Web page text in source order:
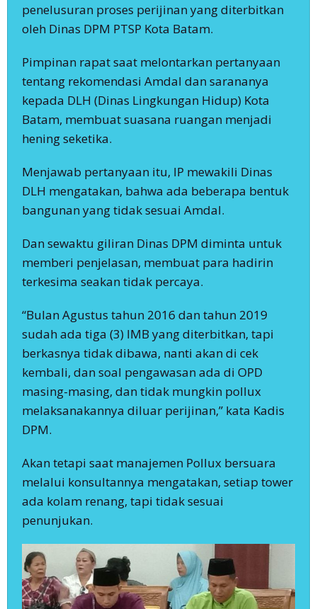
penelusuran proses perijinan yang diterbitkan
oleh Dinas DPM PTSP Kota Batam.
Pimpinan rapat saat melontarkan pertanyaan
tentang rekomendasi Amdal dan sarananya
kepada DLH (Dinas Lingkungan Hidup) Kota
Batam, membuat suasana ruangan menjadi
hening seketika.
Menjawab pertanyaan itu, IP mewakili Dinas
DLH mengatakan, bahwa ada beberapa bentuk
bangunan yang tidak sesuai Amdal.
Dan sewaktu giliran Dinas DPM diminta untuk
memberi penjelasan, membuat para hadirin
terkesima seakan tidak percaya.
“Bulan Agustus tahun 2016 dan tahun 2019
sudah ada tiga (3) IMB yang diterbitkan, tapi
berkasnya tidak dibawa, nanti akan di cek
kembali, dan soal pengawasan ada di OPD
masing-masing, dan tidak mungkin pollux
melaksanakannya diluar perijinan,” kata Kadis
DPM.
Akan tetapi saat manajemen Pollux bersuara
melalui konsultannya mengatakan, setiap tower
ada kolam renang, tapi tidak sesuai
penunjukan.